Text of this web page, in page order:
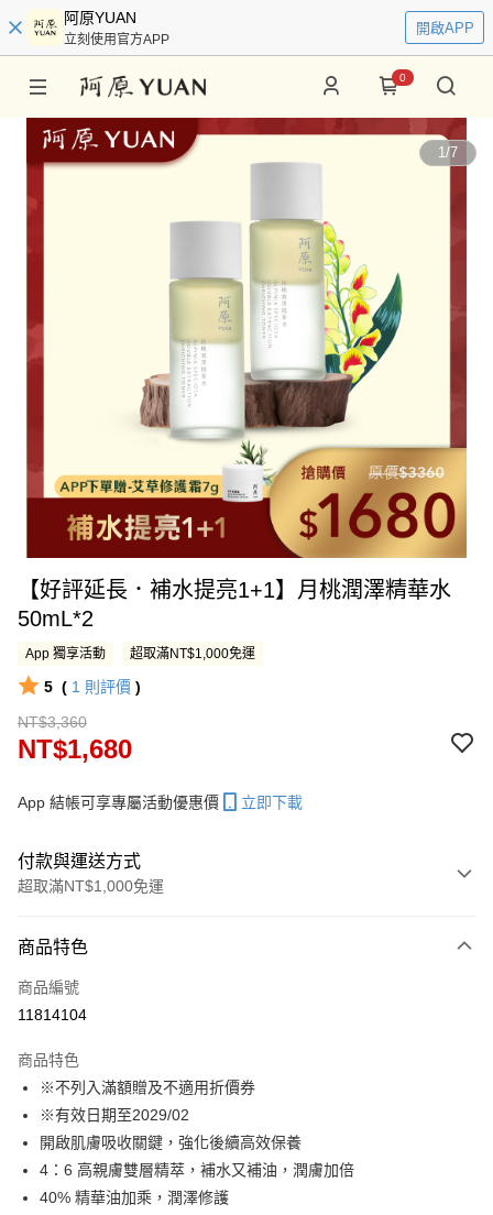
阿原YUAN
立刻使用官方APP
開啟APP
0
1/7
【好評延長．補水提亮1+1】月桃潤澤精華水
50mL*2
App 獨享活動 超取滿NT$1,000免運
5 ( 1 則評價 )
NT$3,360
NT$1,680
App 結帳可享專屬活動優惠價 立即下載
付款與運送方式
超取滿NT$1,000免運
信用卡一次付款
LINE Pay
街口支付
悠遊付
全盈+PAY
大哥付你分期
商品特色
商品編號
11814104
商品特色
※不列入滿額贈及不適用折價券
※有效日期至2029/02
開啟肌膚吸收關鍵，強化後續高效保養
4：6 高親膚雙層精萃，補水又補油，潤膚加倍
40% 精華油加乘，潤澤修護